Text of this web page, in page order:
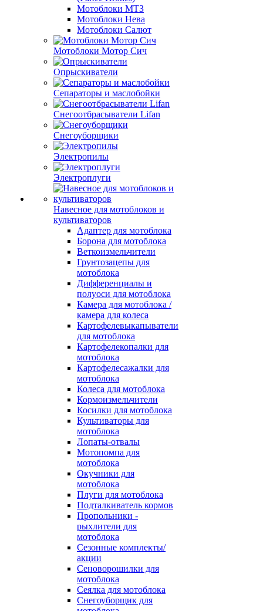
Мотоблоки МТЗ
Мотоблоки Нева
Мотоблоки Салют
Мотоблоки Мотор Сич
Опрыскиватели
Сепараторы и маслобойки
Снегоотбрасыватели Lifan
Снегоуборщики
Электропилы
Электроплуги
Навесное для мотоблоков и
культиваторов
Адаптер для мотоблока
Борона для мотоблока
Веткоизмельчители
Грунтозацепы для
мотоблока
Дифференциалы и
полуоси для мотоблока
Камера для мотоблока /
камера для колеса
Картофелевыкапыватели
для мотоблока
Картофелекопалки для
мотоблока
Картофелесажалки для
мотоблока
Колеса для мотоблока
Кормоизмельчители
Косилки для мотоблока
Культиваторы для
мотоблока
Лопаты-отвалы
Мотопомпа для
мотоблока
Окучники для
мотоблока
Плуги для мотоблока
Подталкиватель кормов
Пропольники -
рыхлители для
мотоблока
Сезонные комплекты/
акции
Сеноворошилки для
мотоблока
Сеялка для мотоблока
Снегоуборщик для